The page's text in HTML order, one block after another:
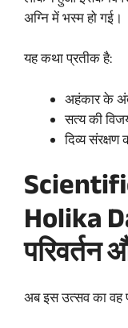
अग्नि में भस्म हो गई।
यह कथा प्रतीक है:
अहंकार के
सत्य की
दिव्य संरक्षण
Holika
परिवर्तन
अब इस उत्सव का वह